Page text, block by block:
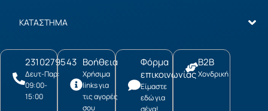
ΚΑΤΑΣΤΗΜΑ
2310279543
Δευτ-Παρ:
09:00-
15:00
Βοήθεια
Χρήσιμα
links για
τις αγορές
σου
Φόρμα
επικοινωνίας
Είμαστε
εδώ για
σένα!
B2B
Χονδρική